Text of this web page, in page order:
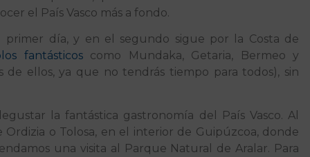
el País Vasco más a fondo.
día, y en el segundo sigue por la Costa de
fantásticoscomo Mundaka, Getaria, Bermeo y
ellos, ya que no tendrás tiempo para todos), sin
la fantástica gastronomía del País Vasco. Al
o Tolosa, en el interior de Guipúzcoa, donde
una visita al Parque Natural de Aralar. Para